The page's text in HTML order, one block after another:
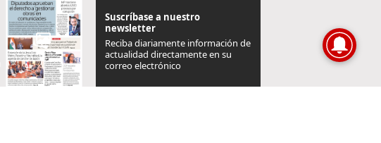
Suscríbase a nuestro
newsletter
Reciba diariamente información de
actualidad directamente en su
correo electrónico